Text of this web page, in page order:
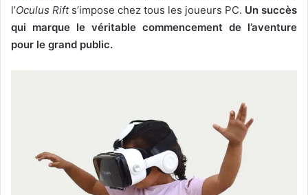
l’Oculus Rifts’impose chez tous les joueurs PC. Un succès
qui marque le véritable commencement de l’aventure
pour le grand public.